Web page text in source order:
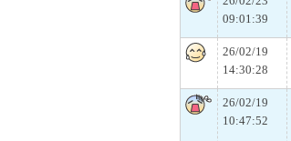
09:01:39
26/02/19
14:30:28
26/02/19
10:47:52